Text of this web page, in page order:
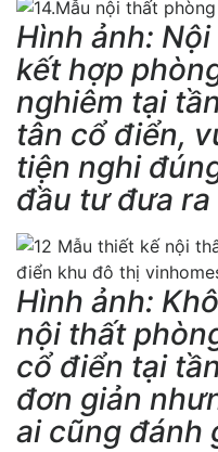
Hình ảnh:
kết hợp
nghiêm tại
tân cổ điển,
tiện nghi
đầu tư đưa ra
Hình ảnh:
nội thất
cổ điển tại
đơn giản
ai cũng đánh